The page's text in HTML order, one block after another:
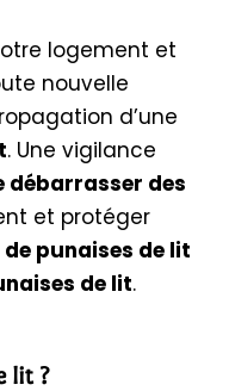
logement et
nouvelle
d’une
. Une vigilance
débarrasser des
et protéger
punaises de lit
de lit.
lit ?